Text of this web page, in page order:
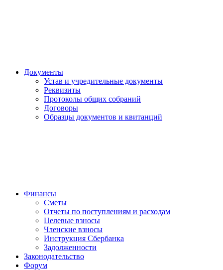
Документы
Устав и учредительные документы
Реквизиты
Протоколы общих собраний
Договоры
Образцы документов и квитанций
Финансы
Сметы
Отчеты по поступлениям и расходам
Целевые взносы
Членские взносы
Инструкция Сбербанка
Задолженности
Законодательство
Форум